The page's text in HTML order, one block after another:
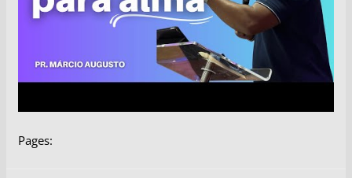
Pages: